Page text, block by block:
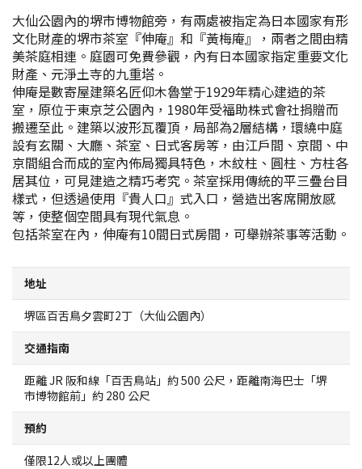
地圖查詢
堺招待票
實用資訊介紹
觀光問訊處
經典路線
堺觀光出租自行車
MOZUFURU出租自行車
堺觀光計程車
關於協會
大仙公園內的堺市博物館旁，有兩處被指定為日本國家有形
文化財產的堺市茶室『伸庵』和『黃梅庵』，兩者之間由精
美茶庭相連。庭園可免費參觀，內有日本國家指定重要文化
財產、元淨土寺的九重塔。
伸庵是數寄屋建築名匠仰木魯堂于1929年精心建造的茶
室，原位于東京芝公園內，1980年受福助株式會社捐贈而
搬遷至此。建築以波形瓦覆頂，局部為2層結構，環繞中庭
設有玄關、大廳、茶室、日式客房等，由江戶間、京間、中
京間組合而成的室內佈局獨具特色，木紋柱、圓柱、方柱各
居其位，可見建造之精巧考究。茶室採用傳統的平三疊台目
樣式，但透過使用『貴人口』式入口，營造出客席開放感
等，使整個空間具有現代氣息。
包括茶室在內，伸庵有10間日式房間，可舉辦茶事等活動。
地址
堺區百舌鳥夕雲町2丁（大仙公園內）
交通指南
距離 JR 阪和線「百舌鳥站」約 500 公尺，距離南海巴士「堺
市博物館前」約 280 公尺
預約
僅限12人或以上團體